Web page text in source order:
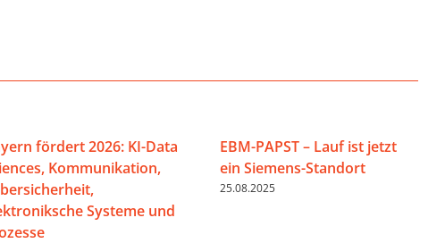
fördert 2026: KI-Data
Kommunikation,
Systeme und
EBM-PAPST – Lauf ist jetzt
ein Siemens-Standort
25.08.2025